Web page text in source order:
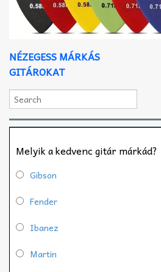
NÉZEGESS MÁRKÁS
GITÁROKAT
Melyik a kedvenc gitár márkád?
Gibson
Fender
Ibanez
Martin